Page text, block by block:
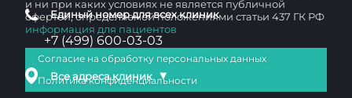
Единый номер для всех клиник
+7 (499) 600-03-03
Все адреса клиник ▼
и ни при каких условиях не является публичной
офертой, определяемой положениями статьи 437 ГК РФ
информация для пациентов
Согласие на обработку персональных данных
Политика конфиденциальности